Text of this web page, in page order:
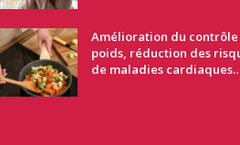
Amélioration du contrôle
poids, réduction des
de maladies